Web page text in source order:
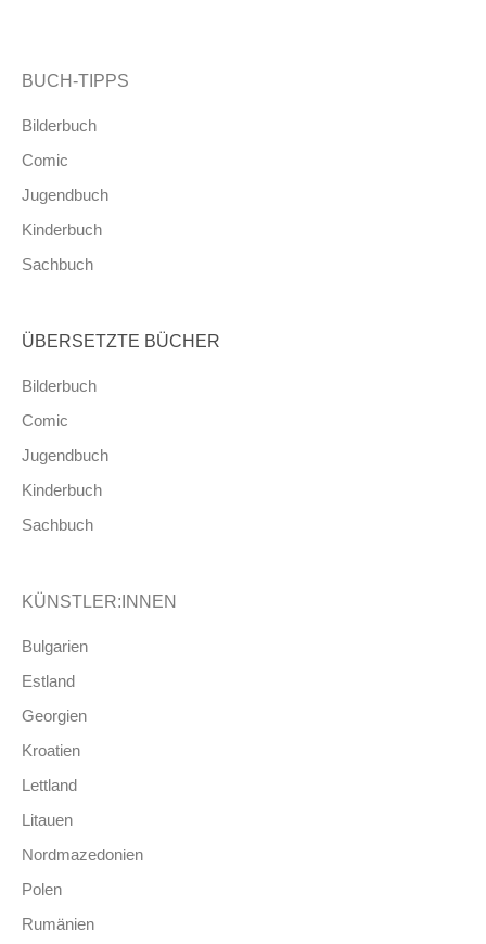
BUCH-TIPPS
Bilderbuch
Comic
Jugendbuch
Kinderbuch
Sachbuch
ÜBERSETZTE BÜCHER
Bilderbuch
Comic
Jugendbuch
Kinderbuch
Sachbuch
KÜNSTLER:INNEN
Bulgarien
Estland
Georgien
Kroatien
Lettland
Litauen
Nordmazedonien
Polen
Rumänien